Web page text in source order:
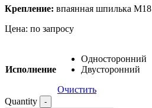
Крепление: впаянная шпилька М18
Цена: по запросу
Исполнение
Односторонний
Двусторонний
Очистить
Quantity
-